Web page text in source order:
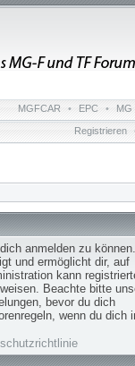
MGFCAR • EPC • MG
Registrieren
anmelden zu
und ermöglicht dir, auf
kann
Beachte bitte
bevor du dich
wenn du dich